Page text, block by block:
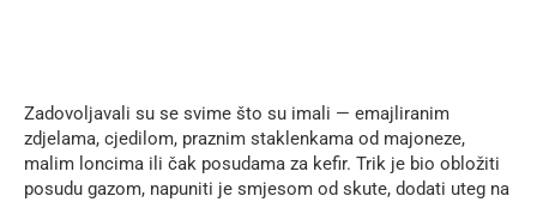
Zadovoljavali su se svime što su imali — emajliranim
zdjelama, cjedilom, praznim staklenkama od majoneze,
malim loncima ili čak posudama za kefir. Trik je bio obložiti
posudu gazom, napuniti je smjesom od skute, dodati uteg na